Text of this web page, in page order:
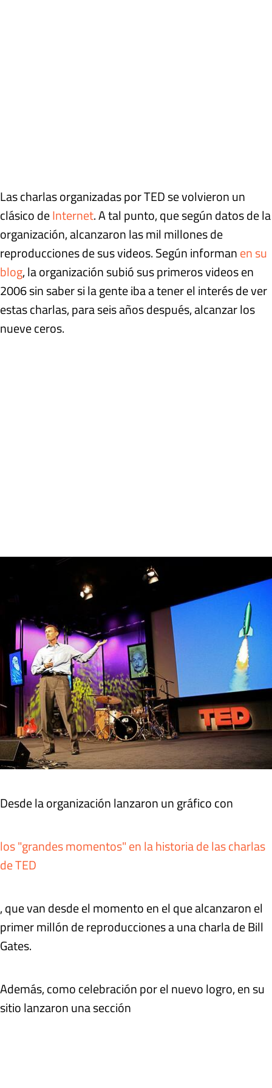
Las charlas organizadas por TED se volvieron un
clásico deInternet. A tal punto, que según datos de la
organización, alcanzaron las mil millones de
reproducciones de sus videos. Según informanen su
blog, la organización subió sus primeros videos en
2006 sin saber si la gente iba a tener el interés de ver
estas charlas, para seis años después, alcanzar los
nueve ceros.
Desde la organización lanzaron un gráfico con
los "grandes momentos" en la historia de las charlas
de TED
, que van desde el momento en el que alcanzaron el
primer millón de reproducciones a una charla de Bill
Gates.
Además, como celebración por el nuevo logro, en su
sitio lanzaron una sección